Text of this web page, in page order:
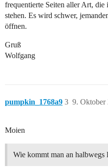
frequentierte Seiten aller Art,
stehen. Es wird schwer,
öffnen.
Gruß
Wolfgang
pumpkin_1768a9 9. Oktober
3
Moien
Wie kommt man an halbwegs